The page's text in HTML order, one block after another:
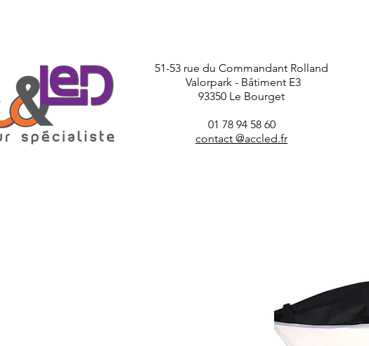
51-53 rue du Commandant Rolland
Valorpark - Bâtiment E3
93350 Le Bourget
01 78 94 58 60
contact @accled.fr